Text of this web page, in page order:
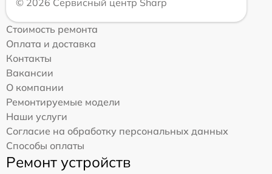
Стоимость ремонта
Оплата и доставка
Контакты
Вакансии
О компании
Ремонтируемые модели
Наши услуги
Согласие на обработку персональных данных
Способы оплаты
Ремонт устройств